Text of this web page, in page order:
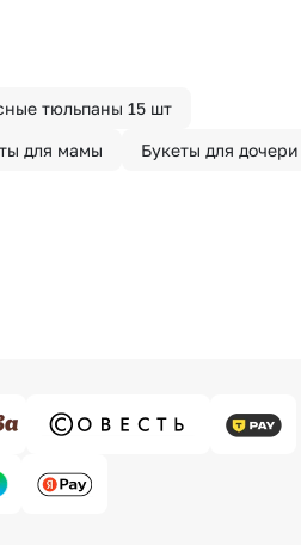
тюльпаны 15 шт
для мамы Букеты для дочери